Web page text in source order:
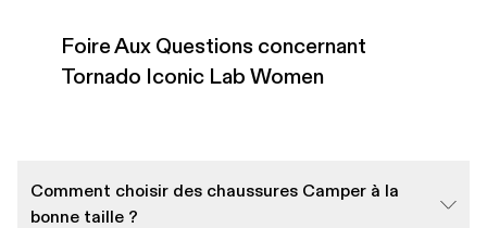
Foire Aux Questions concernant
Tornado Iconic Lab Women
Comment choisir des chaussures Camper à la
bonne taille ?